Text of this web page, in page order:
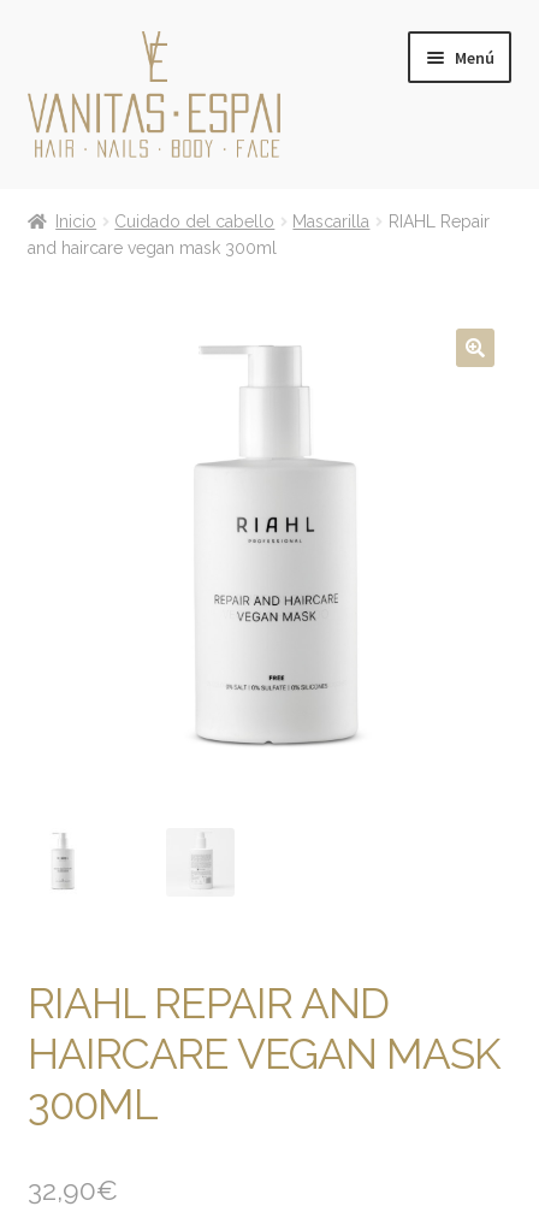
la
navegación
contenido
Menú
el
MARCAS
hijo
Inicio Cuidado del cabello Mascarilla
RIAHL Repair
and haircare vegan mask 300ml
RIAHL REPAIR AND
HAIRCARE VEGAN MASK
300ML
32,90€